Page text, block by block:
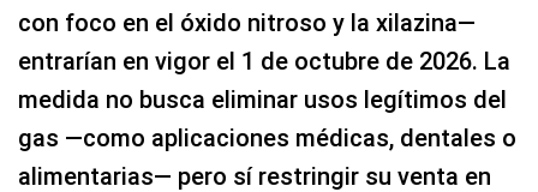
con foco en el óxido nitroso y la xilazina—
entrarían en vigor el 1 de octubre de 2026. La
medida no busca eliminar usos legítimos del
gas —como aplicaciones médicas, dentales o
alimentarias— pero sí restringir su venta en